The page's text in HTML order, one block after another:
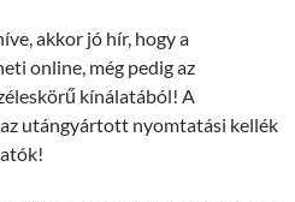
akkor jó hír, hogy a
online, még pedig az
kínálatából! A
utángyártott nyomtatási kellék